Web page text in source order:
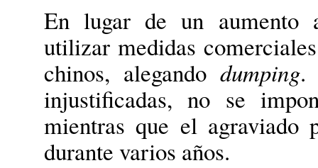
En lugar de un aumento
utilizar medidas
chinos, alegandodumping.
injustificadas, no se
mientras que el agraviado
durante varios años.